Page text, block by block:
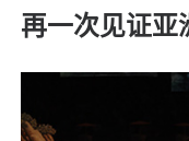
再一次见证亚